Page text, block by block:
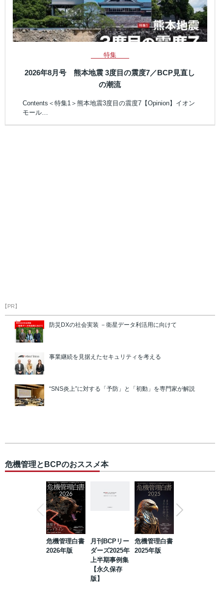
特集
2026年8月号 熊本地震 3度目の震度7／BCP見直し
の潮流
Contents＜特集1＞熊本地震3度目の震度7【Opinion】イオン
モール…
【PR】
防災DXの社会実装 －衛星データ利活用に向けて
事業継続を見据えたセキュリティを考える
“SNS炎上”に対する「予防」と「初動」を専門家が解説
危機管理とBCPのおススメ本
危機管理白書
2026年版
月刊BCPリー
ダーズ2025年
上半期事例集
【永久保存
版】
危機管理白書
2025年版